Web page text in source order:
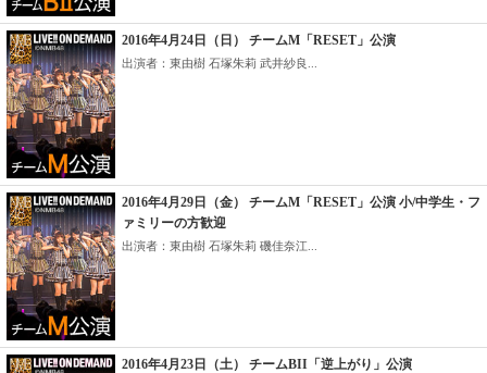
2016年4月24日（日） チームM「RESET」公演
出演者：東由樹 石塚朱莉 武井紗良...
2016年4月29日（金） チームM「RESET」公演 小/中学生・フ
ァミリーの方歓迎
出演者：東由樹 石塚朱莉 磯佳奈江...
2016年4月23日（土） チームBII「逆上がり」公演